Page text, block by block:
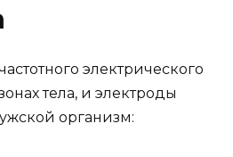
электрического
тела, и электроды
организм: